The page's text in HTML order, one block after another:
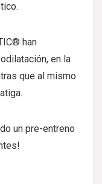
han
en la
que al mismo
un pre-entreno